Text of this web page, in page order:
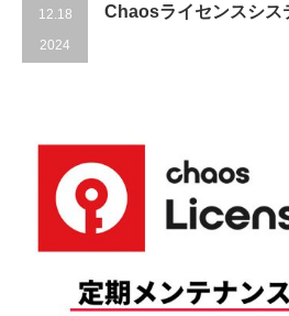
12.18
2024
Chaosライセンスシ